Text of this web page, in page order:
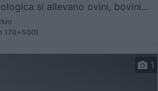
si allevano ovini, bovini...
178+500)
1